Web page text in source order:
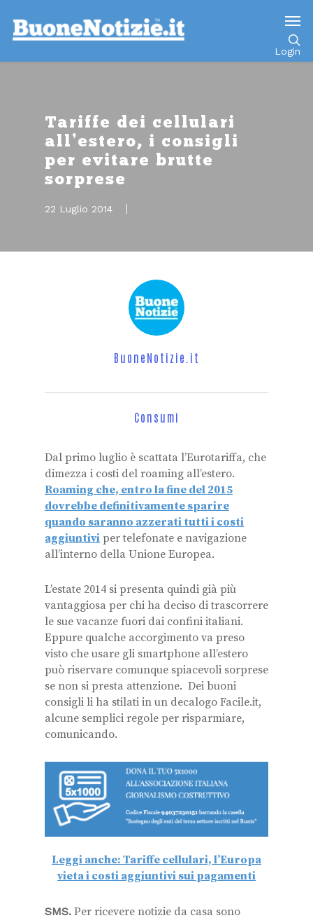
Login
Tariffe dei cellulari
all’estero, i consigli
per evitare brutte
sorprese
22 Luglio 2014
BuoneNotizie.it
Consumi
Dal primo luglio è scattata l’Eurotariffa, che
dimezza i costi del roaming all’estero.
Roaming che, entro la fine del 2015
dovrebbe definitivamente sparire
quando saranno azzerati tutti i costi
aggiuntivi per telefonate e navigazione
all’interno della Unione Europea.
L’estate 2014 si presenta quindi già più
vantaggiosa per chi ha deciso di trascorrere
le sue vacanze fuori dai confini italiani.
Eppure qualche accorgimento va preso
visto che usare gli smartphone all’estero
può riservare comunque spiacevoli sorprese
se non si presta attenzione. Dei buoni
consigli li ha stilati in un decalogo Facile.it,
alcune semplici regole per risparmiare,
comunicando.
Leggi anche: Tariffe cellulari, l’Europa
vieta i costi aggiuntivi sui pagamenti
SMS. Per ricevere notizie da casa sono
Go to mobile version